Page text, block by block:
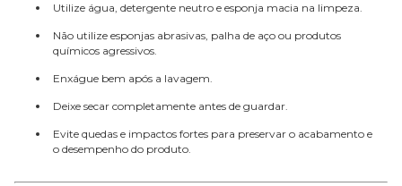
Utilize água, detergente neutro e esponja macia na limpeza.
Não utilize esponjas abrasivas, palha de aço ou produtos
químicos agressivos.
Enxágue bem após a lavagem.
Deixe secar completamente antes de guardar.
Evite quedas e impactos fortes para preservar o acabamento e
o desempenho do produto.